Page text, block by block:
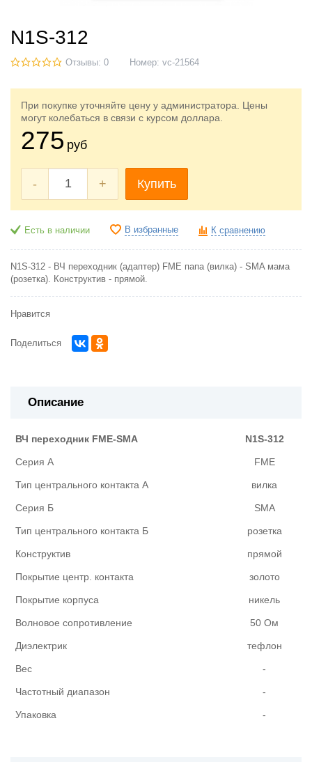
N1S-312
Отзывы: 0 Номер: vc-21564
При покупке уточняйте цену у администратора. Цены
могут колебаться в связи с курсом доллара.
275 руб
- + Купить
Есть в наличии В избранные К сравнению
N1S-312 - ВЧ переходник (адаптер) FME папа (вилка) - SMA мама
(розетка). Конструктив - прямой.
Нравится
Поделиться
Описание
ВЧ переходник FME-SMA N1S-312
Серия А FME
Тип центрального контакта А вилка
Серия Б SMA
Тип центрального контакта Б розетка
Конструктив прямой
Покрытие центр. контакта золото
Покрытие корпуса никель
Волновое сопротивление 50 Ом
Диэлектрик тефлон
Вес -
Частотный диапазон -
Упаковка -